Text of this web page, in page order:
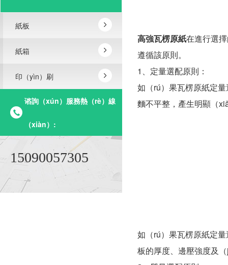
紙板
紙箱
印（yìn）刷
谘詢（xún）服務熱（rè）線
（xiàn）:
15090057305
高強瓦楞原紙在進行選
遵循該原則。
1、定量選配原則：
如（rú）果瓦楞原紙定
麵不平整，產生明顯（
如（rú）果瓦楞原紙定
板的厚度、邊壓強度及